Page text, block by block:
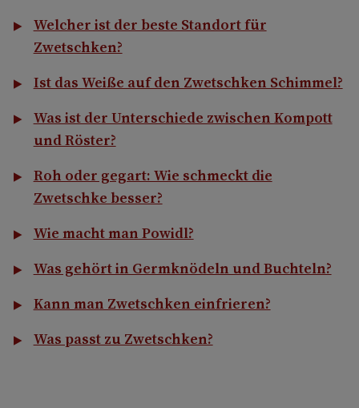
Welcher ist der beste Standort für
Zwetschken?
Ist das Weiße auf den Zwetschken Schimmel?
Was ist der Unterschiede zwischen Kompott
und Röster?
Roh oder gegart: Wie schmeckt die
Zwetschke besser?
Wie macht man Powidl?
Was gehört in Germknödeln und Buchteln?
Kann man Zwetschken einfrieren?
Was passt zu Zwetschken?